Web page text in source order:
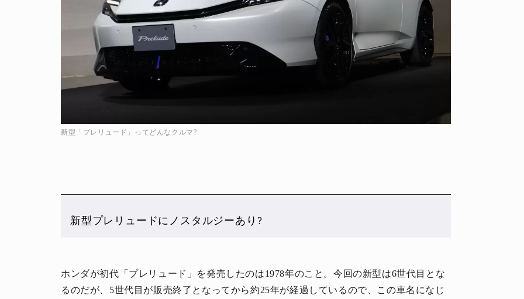
新型「プレリュード」ってどんなクルマ?
新型プレリュードにノスタルジーあり?
ホンダが初代「プレリュード」を発売したのは1978年のこと。今回の新型は6世代目とな
るのだが、5世代目が販売終了となってから約25年が経過しているので、この車名になじ